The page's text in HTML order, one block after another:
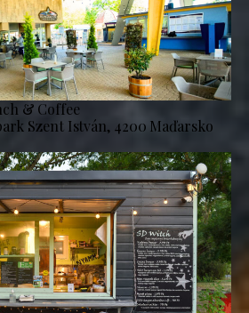
& Coffee
Szent István, 4200 Maďarsko